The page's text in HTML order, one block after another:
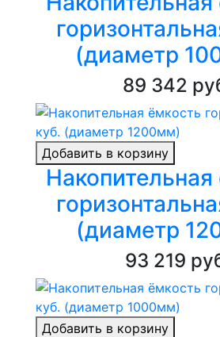
(диаметр
89 342
Добавить в корзину
(диаметр
93 219
Добавить в корзину